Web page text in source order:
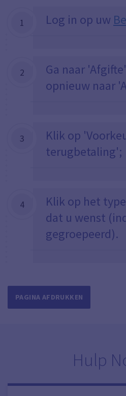
1 Log in op uw
2
Ga naar
opnieuw naar
3
Klik op
terugbetaling';
4
Klik op het
dat u wenst
gegroepeerd).
PAGINA AFDRUKKEN
Hulp